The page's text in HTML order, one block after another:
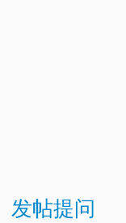
发帖提问